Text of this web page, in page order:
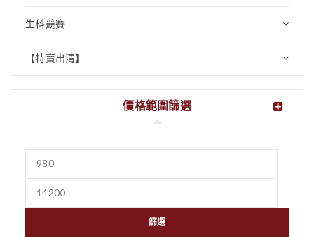
生科競賽
【特賣出清】
價格範圍篩選
篩選